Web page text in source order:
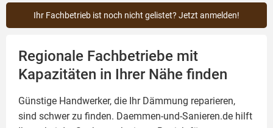
Ihr Fachbetrieb ist noch nicht gelistet? Jetzt anmelden!
Regionale Fachbetriebe mit
Kapazitäten in Ihrer Nähe finden
Günstige Handwerker, die Ihr Dämmung reparieren,
sind schwer zu finden. Daemmen-und-Sanieren.de hilft